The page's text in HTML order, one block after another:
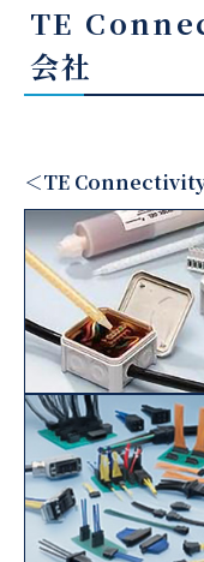
TE
会社
＜TE